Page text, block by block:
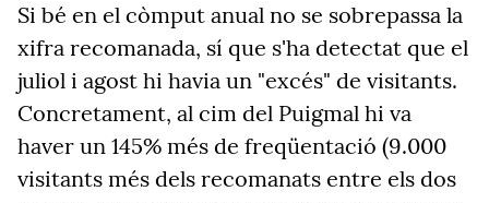
Si bé en el còmput anual no se sobrepassa la
xifra recomanada, sí que s'ha detectat que el
juliol i agost hi havia un "excés" de visitants.
Concretament, al cim del Puigmal hi va
haver un 145% més de freqüentació (9.000
visitants més dels recomanats entre els dos